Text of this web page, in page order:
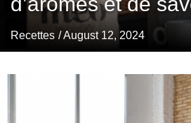
Recettes / August 12, 2024